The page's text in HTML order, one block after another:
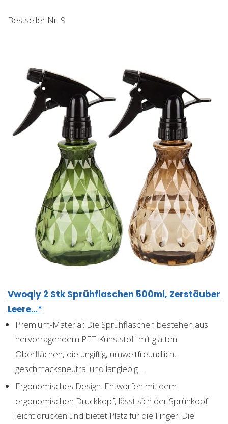
Bestseller Nr. 9
Vwoqiy 2 Stk Sprühflaschen 500ml, Zerstäuber
Leere…*
Premium-Material: Die Sprühflaschen bestehen aus
hervorragendem PET-Kunststoff mit glatten
Oberflächen, die ungiftig, umweltfreundlich,
geschmacksneutral und langlebig…
Ergonomisches Design: Entworfen mit dem
ergonomischen Druckkopf, lässt sich der Sprühkopf
leicht drücken und bietet Platz für die Finger. Die